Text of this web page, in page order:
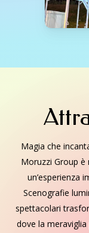
Magia che
Moruzzi Group è
un’esperienza
Scenografie
spettacolari
dove la